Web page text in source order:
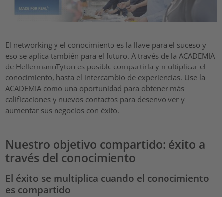
El networking y el conocimiento es la llave para el suceso y
eso se aplica también para el futuro. A través de la ACADEMIA
de HellermannTyton es posible compartirla y multiplicar el
conocimiento, hasta el intercambio de experiencias. Use la
ACADEMIA como una oportunidad para obtener más
calificaciones y nuevos contactos para desenvolver y
aumentar sus negocios con éxito.
Nuestro objetivo compartido: éxito a
través del conocimiento
El éxito se multiplica cuando el conocimiento
es compartido